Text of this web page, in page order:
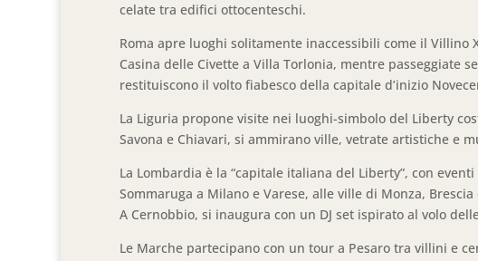
celate tra edifici ottocenteschi.
Roma apre luoghi solitamente inaccessibili come il Villino
Casina delle Civette a Villa Torlonia, mentre passeggiate
restituiscono il volto fiabesco della capitale d’inizio
La Liguria propone visite nei luoghi-simbolo del Liberty
Savona e Chiavari, si ammirano ville, vetrate artistiche e
La Lombardia è la “capitale italiana del Liberty”, con
Sommaruga a Milano e Varese, alle ville di Monza,
A Cernobbio, si inaugura con un DJ set ispirato al volo
Le Marche partecipano con un tour a Pesaro tra villini e